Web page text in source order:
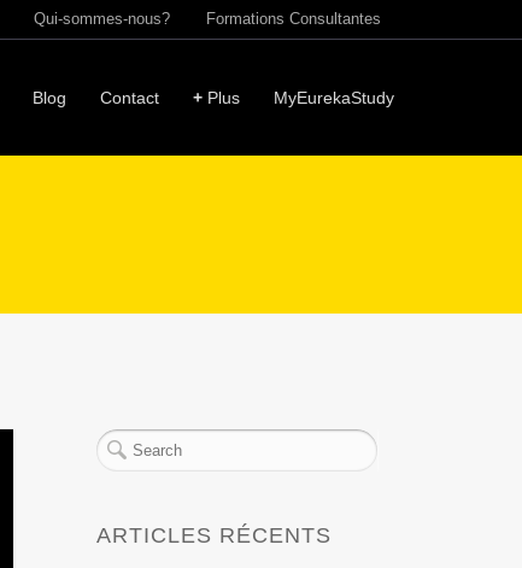
Qui-sommes-nous? Formations Consultantes
Blog Contact + Plus MyEurekaStudy
ARTICLES RÉCENTS